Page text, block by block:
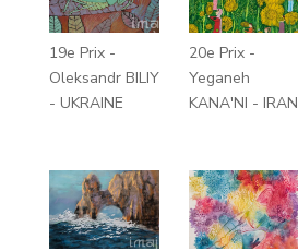
19e Prix -
Oleksandr BILIY
- UKRAINE
20e Prix -
Yeganeh
KANA'NI - IRAN